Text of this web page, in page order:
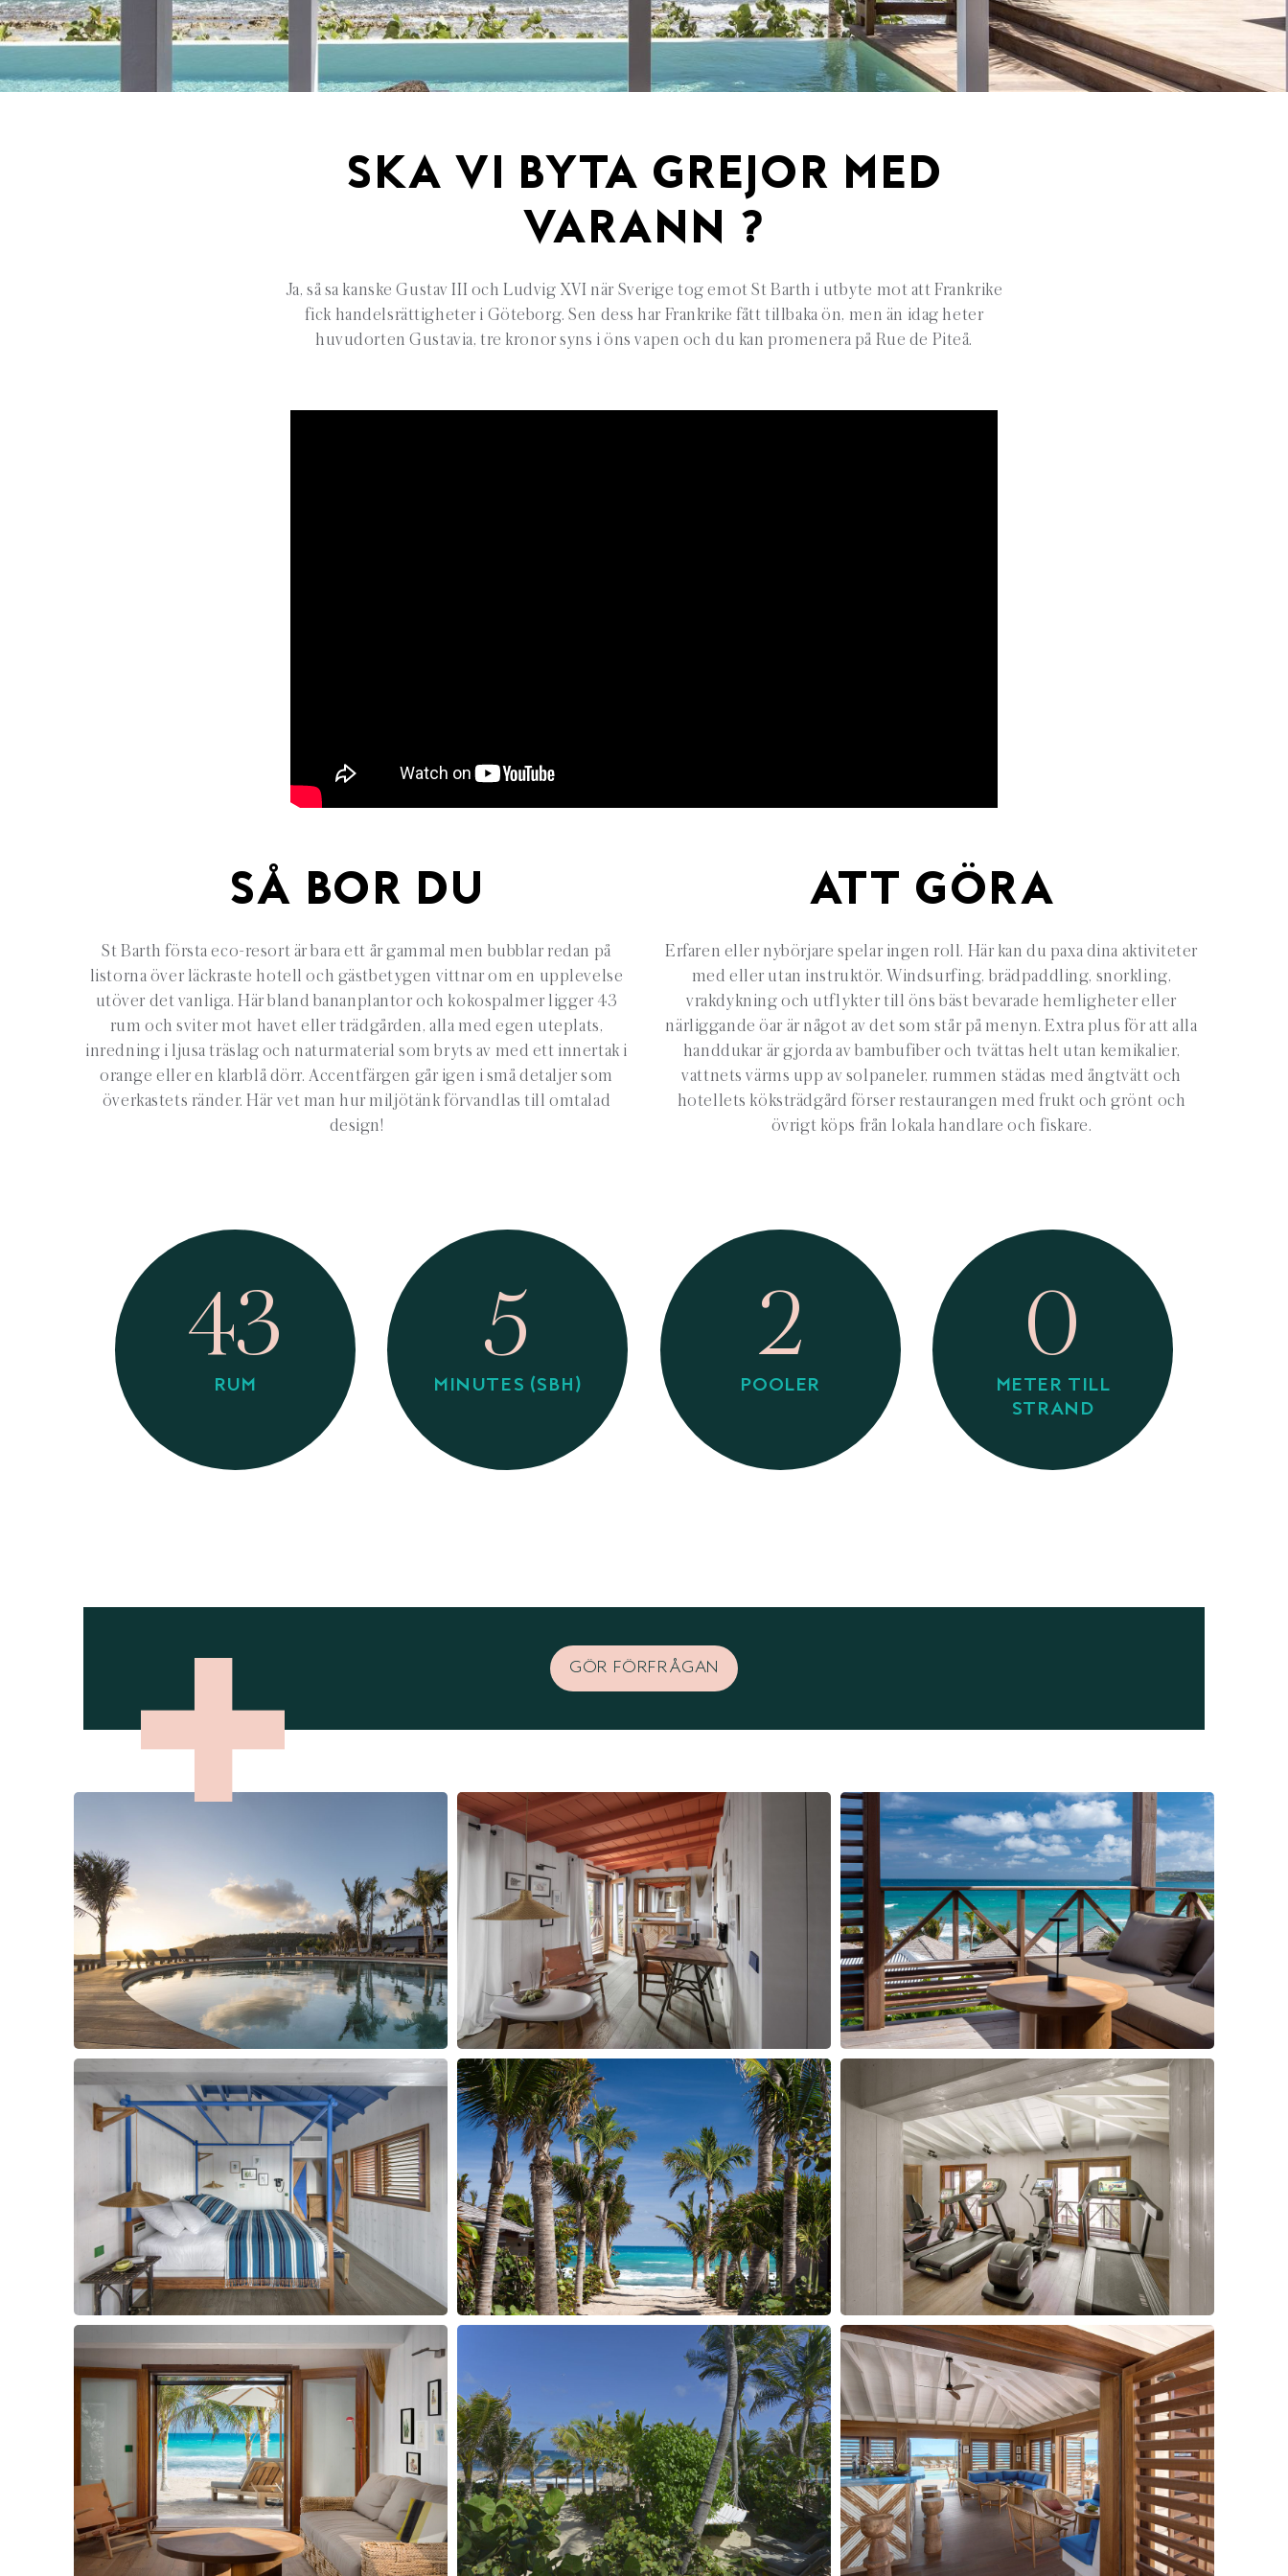
SKA VI BYTA GREJOR MED
VARANN ?
Ja, så sa kanske Gustav III och Ludvig XVI när Sverige tog emot St Barth i utbyte mot att Frankrike
fick handelsrättigheter i Göteborg. Sen dess har Frankrike fått tillbaka ön, men än idag heter
huvudorten Gustavia, tre kronor syns i öns vapen och du kan promenera på Rue de Piteå.
SÅ BOR DU
St Barth första eco-resort är bara ett år gammal men bubblar redan på
listorna över läckraste hotell och gästbetygen vittnar om en upplevelse
utöver det vanliga. Här bland bananplantor och kokospalmer ligger 43
rum och sviter mot havet eller trädgården, alla med egen uteplats,
inredning i ljusa träslag och naturmaterial som bryts av med ett innertak i
orange eller en klarblå dörr. Accentfärgen går igen i små detaljer som
överkastets ränder. Här vet man hur miljötänk förvandlas till omtalad
design!
ATT GÖRA
Erfaren eller nybörjare spelar ingen roll. Här kan du paxa dina aktiviteter
med eller utan instruktör. Windsurfing, brädpaddling, snorkling,
vrakdykning och utflykter till öns bäst bevarade hemligheter eller
närliggande öar är något av det som står på menyn. Extra plus för att alla
handdukar är gjorda av bambufiber och tvättas helt utan kemikalier,
vattnets värms upp av solpaneler, rummen städas med ångtvätt och
hotellets köksträdgård förser restaurangen med frukt och grönt och
övrigt köps från lokala handlare och fiskare.
43
RUM
5
MINUTES (SBH)
2
POOLER
0
METER TILL
STRAND
GÖR FÖRFRÅGAN